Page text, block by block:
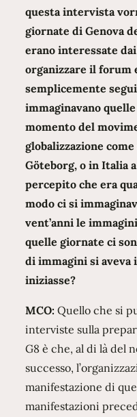
questa intervista
giornate di Genova
erano interessate
organizzare il forum
semplicemente
immaginavano
momento del
globalizzazione
Göteborg, o in Italia
percepito che era
modo ci si
vent’anni le
quelle giornate ci
di immagini si
iniziasse?
MCO: Quello che si
interviste sulla
G8 è che, al di là del
successo,
manifestazione di
manifestazioni